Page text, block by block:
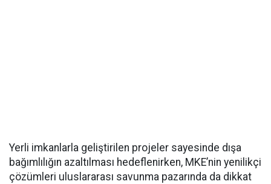
Yerli imkanlarla geliştirilen projeler sayesinde dışa
bağımlılığın azaltılması hedeflenirken, MKE’nin yenilikçi
çözümleri uluslararası savunma pazarında da dikkat